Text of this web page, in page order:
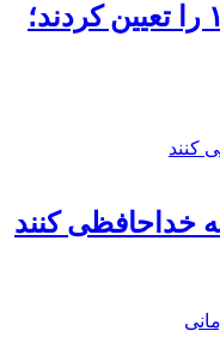
کارگران مبلغ دستمزد ۱۴۰۵ را تعیین کردند؛
خداحافظی کنند